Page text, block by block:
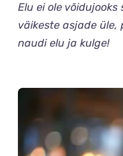
Elu ei ole
väikeste asjade üle,
naudi elu ja kulge!